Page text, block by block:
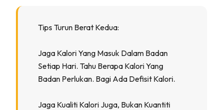
Tips Turun Berat Kedua:
Jaga Kalori Yang Masuk Dalam Badan
Setiap Hari. Tahu Berapa Kalori Yang
Badan Perlukan. Bagi Ada Defisit Kalori.
Jaga Kualiti Kalori Juga, Bukan Kuantiti